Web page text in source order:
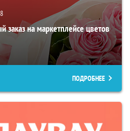
на маркетплейсе цветов
ПОДРОБНЕЕ